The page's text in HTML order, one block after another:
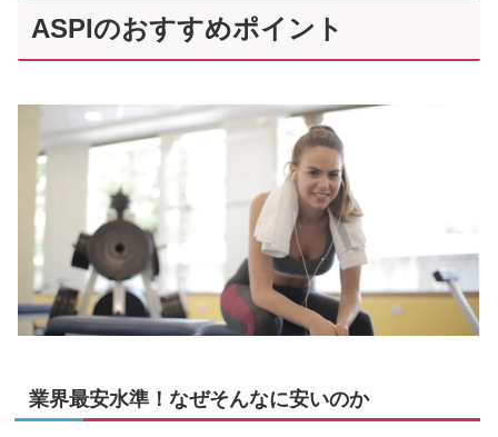
ASPIのおすすめポイント
業界最安水準！なぜそんなに安いのか